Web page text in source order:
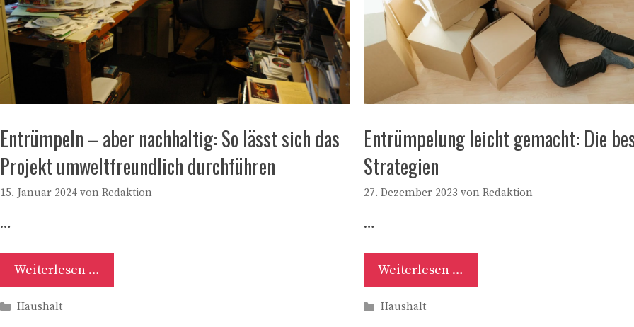
Entrümpeln – aber nachhaltig: So lässt sich das
Projekt umweltfreundlich durchführen
15. Januar 2024 von Redaktion
…
Weiterlesen …
Kategorien
Haushalt
Entrümpelung leicht gemacht: Die
Strategien
27. Dezember 2023 von Redaktion
…
Weiterlesen …
Kategorien
Haushalt